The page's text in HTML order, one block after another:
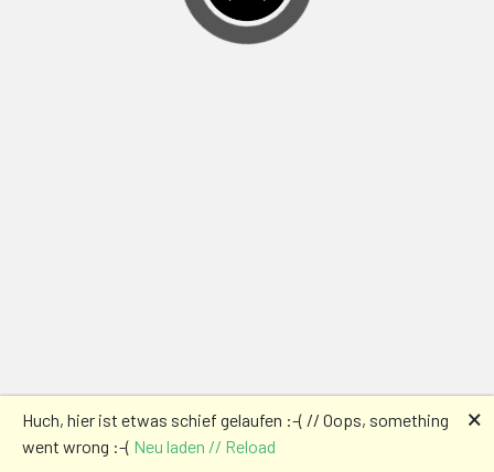
Huch, hier ist etwas schief gelaufen :-( // Oops, something
went wrong :-( Neu laden // Reload
🗙